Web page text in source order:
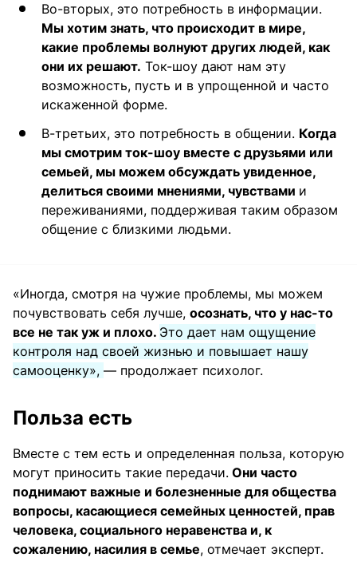
Во-вторых, это потребность в информации.
Мы хотим знать, что происходит в мире,
какие проблемы волнуют других людей, как
они их решают. Ток-шоу дают нам эту
возможность, пусть и в упрощенной и часто
искаженной форме.
В-третьих, это потребность в общении. Когда
мы смотрим ток-шоу вместе с друзьями или
семьей, мы можем обсуждать увиденное,
делиться своими мнениями, чувствами и
переживаниями, поддерживая таким образом
общение с близкими людьми.
«Иногда, смотря на чужие проблемы, мы можем
почувствовать себя лучше, осознать, что у нас-то
все не так уж и плохо. Это дает нам ощущение
контроля над своей жизнью и повышает нашу
самооценку», — продолжает психолог.
Польза есть
Вместе с тем есть и определенная польза, которую
могут приносить такие передачи. Они часто
поднимают важные и болезненные для общества
вопросы, касающиеся семейных ценностей, прав
человека, социального неравенства и, к
сожалению, насилия в семье, отмечает эксперт.